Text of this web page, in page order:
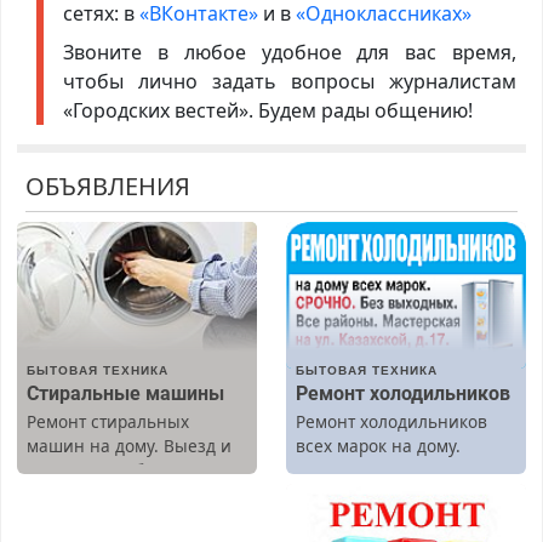
сетях: в«ВКонтакте»и в«Одноклассниках»
Звоните в любое удобное для вас время,
чтобы лично задать вопросы журналистам
«Городских вестей». Будем рады общению!
ОБЪЯВЛЕНИЯ
БЫТОВАЯ ТЕХНИКА
Стиральные машины
Ремонт стиральных
машин на дому. Выезд и
диагностика бесплатно.
БЫТОВАЯ ТЕХНИКА
Ремонт холодильников
Ремонт холодильников
всех марок на дому.